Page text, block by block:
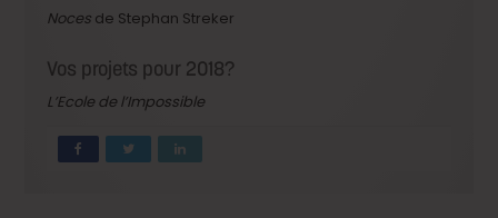
Noces de Stephan Streker
Vos projets pour 2018?
L’Ecole de l’Impossible